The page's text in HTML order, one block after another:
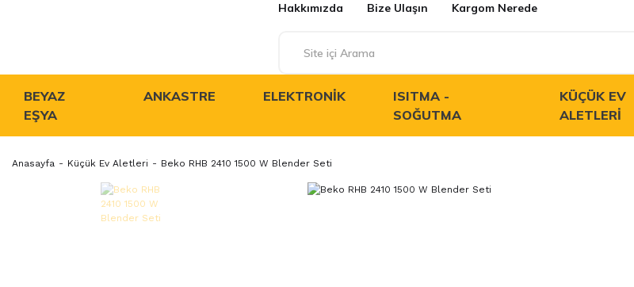
Hakkımızda Bize Ulaşın Kargom Nerede
BEYAZ
EŞYA
ANKASTRE ELEKTRONIK
ISITMA -
SOĞUTMA
KÜÇÜK EV
ALETLERI
Anasayfa Küçük Ev Aletleri Beko RHB 2410 1500 W Blender Seti